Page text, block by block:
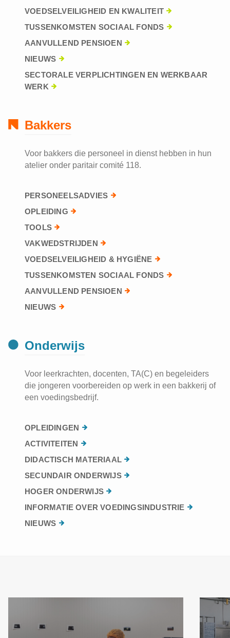
VOEDSELVEILIGHEID EN KWALITEIT
TUSSENKOMSTEN SOCIAAL FONDS
AANVULLEND PENSIOEN
NIEUWS
SECTORALE VERPLICHTINGEN EN WERKBAAR
WERK
Bakkers
Voor bakkers die personeel in dienst hebben in hun
atelier onder paritair comité 118.
PERSONEELSADVIES
OPLEIDING
TOOLS
VAKWEDSTRIJDEN
VOEDSELVEILIGHEID & HYGIËNE
TUSSENKOMSTEN SOCIAAL FONDS
AANVULLEND PENSIOEN
NIEUWS
Onderwijs
Voor leerkrachten, docenten, TA(C) en begeleiders
die jongeren voorbereiden op werk in een bakkerij of
een voedingsbedrijf.
OPLEIDINGEN
ACTIVITEITEN
DIDACTISCH MATERIAAL
SECUNDAIR ONDERWIJS
HOGER ONDERWIJS
INFORMATIE OVER VOEDINGSINDUSTRIE
NIEUWS